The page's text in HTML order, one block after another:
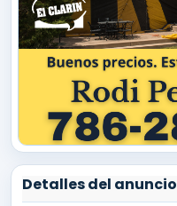
Detalles del anuncio